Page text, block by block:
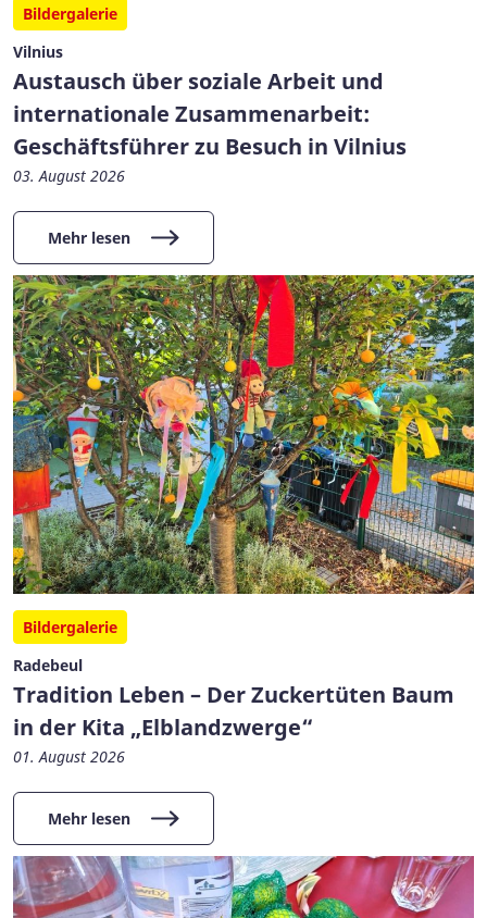
Bildergalerie
Vilnius
Austausch über soziale Arbeit und
internationale Zusammenarbeit:
Geschäftsführer zu Besuch in Vilnius
03. August 2026
Mehr lesen
Bildergalerie
Radebeul
Tradition Leben – Der Zuckertüten Baum
in der Kita „Elblandzwerge“
01. August 2026
Mehr lesen